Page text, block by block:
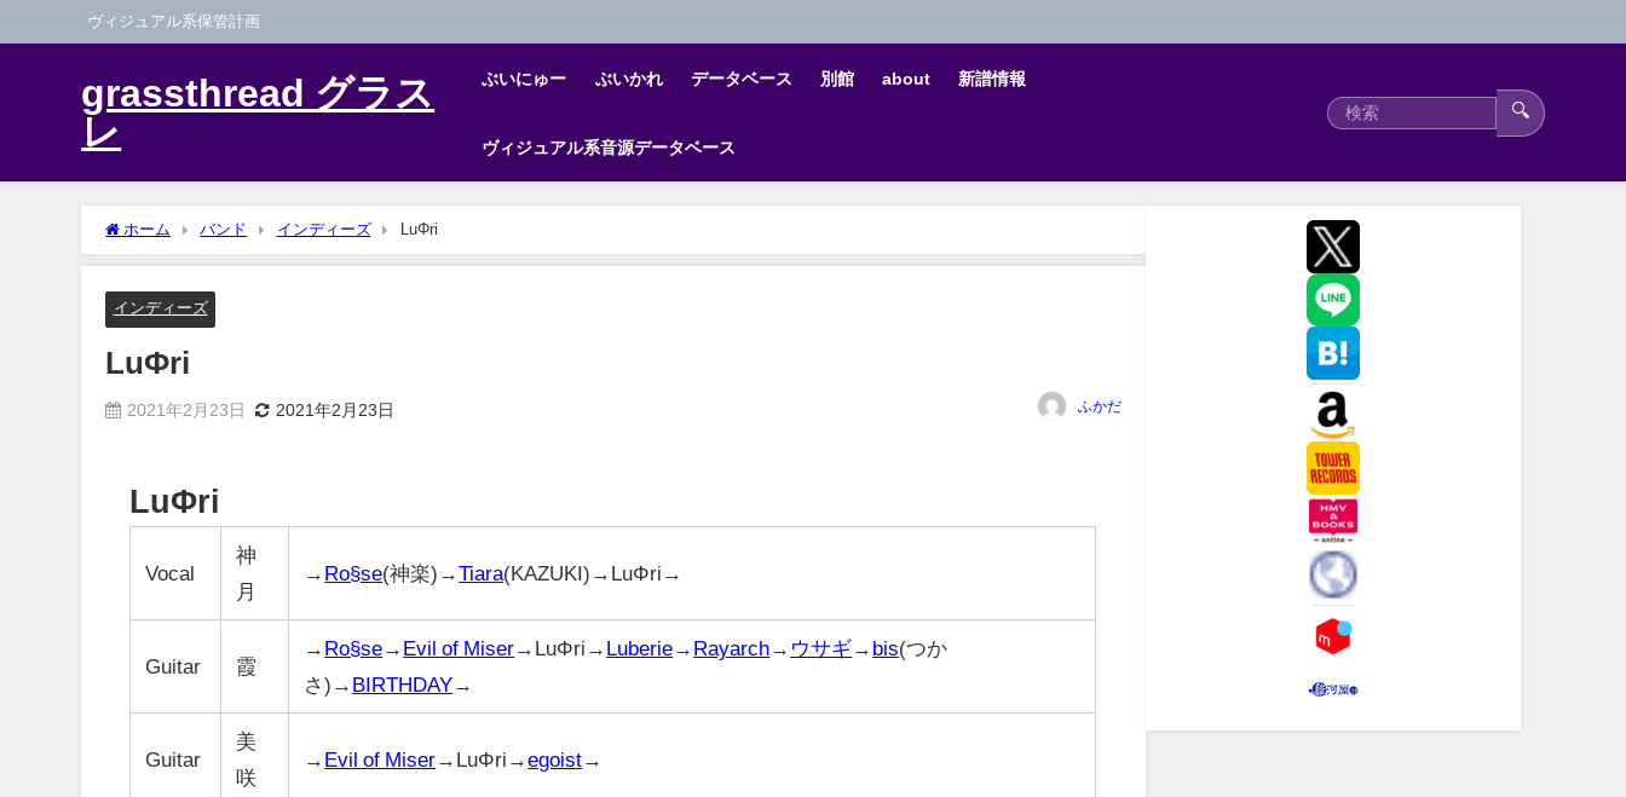
ヴィジュアル系保管計画
grassthread グラス
レ
ぶいにゅー ぶいかれ データベース 別館 about 新譜情報
ヴィジュアル系音源データベース
🔍
ホーム バンド インディーズ LuΦri
インディーズ
LuΦri
2021年2月23日 2021年2月23日 ふかだ
LuΦri
Vocal
神
月
→ Ro§se(神楽)→Tiara(KAZUKI)→LuΦri→
Guitar 霞
→ Ro§se→ Evil of Miser→LuΦri→ Luberie→ Rayarch→ ウサギ→ bis(つか
さ)→ BIRTHDAY→
Guitar
美
咲
→ Evil of Miser→LuΦri→egoist→